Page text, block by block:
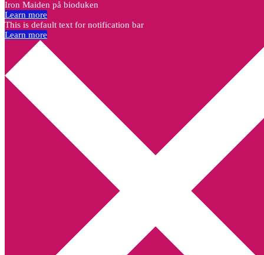
Iron Maiden på bioduken
Learn more
This is default text for notification bar
Learn more